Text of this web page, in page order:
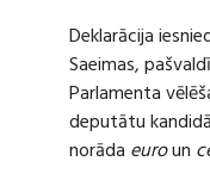
Deklarācija
Saeimas,
Parlamenta
deputātu
norāda euroun